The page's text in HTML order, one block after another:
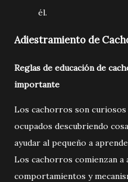
él.
Adiestramiento de
Reglas de educación de
importante
Los cachorros son curiosos
ocupados descubriendo
ayudar al pequeño a
Los cachorros comienzan
comportamientos y